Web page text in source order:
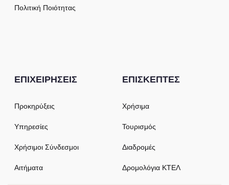
Πολιτική Ποιότητας
ΕΠΙΧΕΙΡΗΣΕΙΣ
Προκηρύξεις
Υπηρεσίες
Χρήσιμοι Σύνδεσμοι
Αιτήματα
ΕΠΙΣΚΕΠΤΕΣ
Χρήσιμα
Τουρισμός
Διαδρομές
Δρομολόγια ΚΤΕΛ